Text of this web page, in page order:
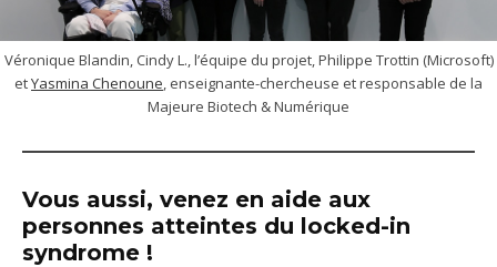
Véronique Blandin, Cindy L., l’équipe du projet, Philippe Trottin (Microsoft)
etYasmina Chenoune, enseignante-chercheuse et responsable de la
Majeure Biotech & Numérique
Vous aussi, venez en aide aux
personnes atteintes du locked-in
syndrome !